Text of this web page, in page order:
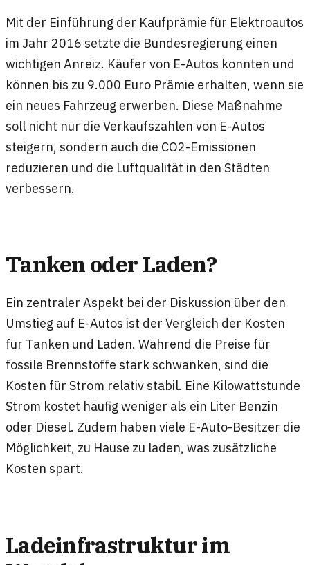
Mit der Einführung der Kaufprämie für Elektroautos
im Jahr 2016 setzte die Bundesregierung einen
wichtigen Anreiz. Käufer von E-Autos konnten und
können bis zu 9.000 Euro Prämie erhalten, wenn sie
ein neues Fahrzeug erwerben. Diese Maßnahme
soll nicht nur die Verkaufszahlen von E-Autos
steigern, sondern auch die CO2-Emissionen
reduzieren und die Luftqualität in den Städten
verbessern.
Tanken oder Laden?
Ein zentraler Aspekt bei der Diskussion über den
Umstieg auf E-Autos ist der Vergleich der Kosten
für Tanken und Laden. Während die Preise für
fossile Brennstoffe stark schwanken, sind die
Kosten für Strom relativ stabil. Eine Kilowattstunde
Strom kostet häufig weniger als ein Liter Benzin
oder Diesel. Zudem haben viele E-Auto-Besitzer die
Möglichkeit, zu Hause zu laden, was zusätzliche
Kosten spart.
Ladeinfrastruktur im